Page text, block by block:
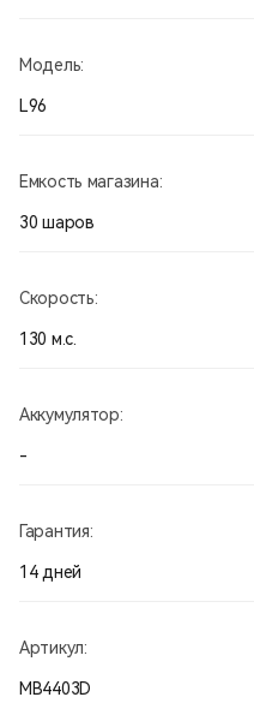
Модель:
L96
Емкость магазина:
30 шаров
Скорость:
130 м.с.
Аккумулятор:
-
Гарантия:
14 дней
Артикул:
MB4403D